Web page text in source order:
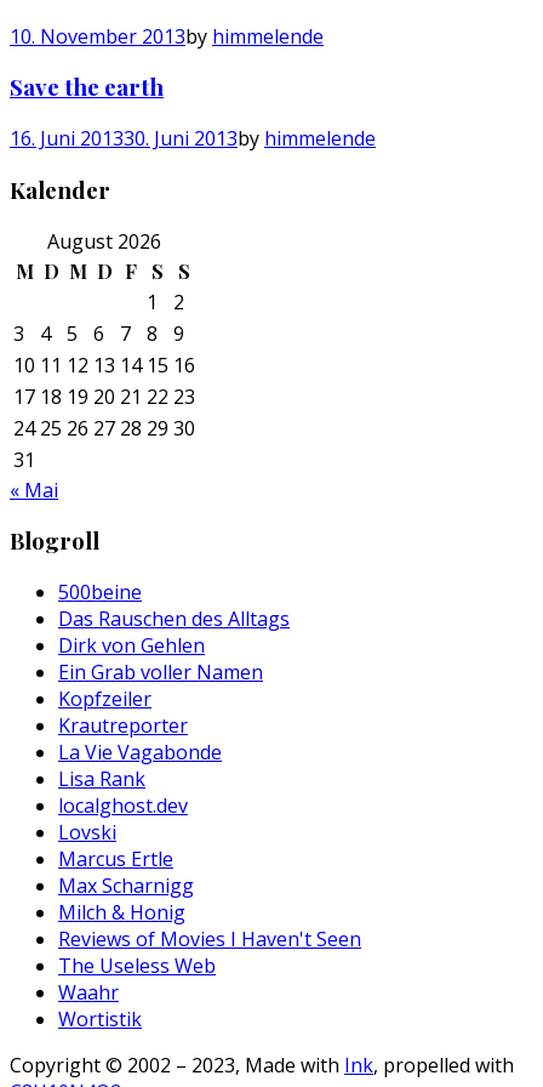
10. November 2013by himmelende
Save the earth
16. Juni 201330. Juni 2013by himmelende
Kalender
August 2026
M D M D F S S
1
2
3
4 5 6 7 8
9
10 11 12 13 14 15 16
17 18 19 20 21 22 23
24 25 26 27 28 29 30
31
« Mai
Blogroll
500beine
Das Rauschen des Alltags
Dirk von Gehlen
Ein Grab voller Namen
Kopfzeiler
Krautreporter
La Vie Vagabonde
Lisa Rank
localghost.dev
Lovski
Marcus Ertle
Max Scharnigg
Milch & Honig
Reviews of Movies I Haven't Seen
The Useless Web
Waahr
Wortistik
Copyright © 2002 – 2023, Made with Ink, propelled with